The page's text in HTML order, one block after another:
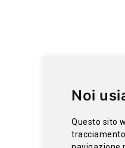
Noi
Questo sito